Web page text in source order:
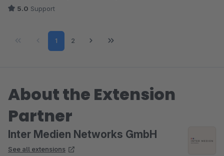
5.0 Support
Page
1 Page
2
About the Extension
Partner
Inter Medien Networks GmbH
See all extensions